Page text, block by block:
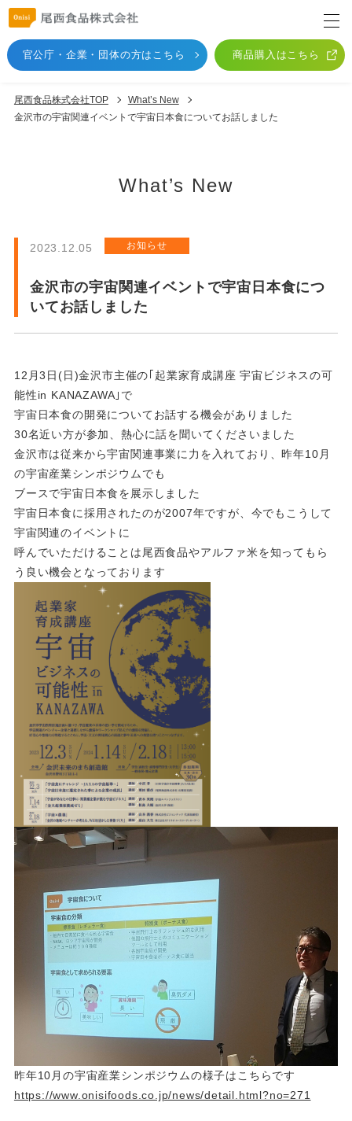
官公庁・企業・団体の方はこちら 商品購入はこちら
尾西食品株式会社TOP
What’s New
金沢市の宇宙関連イベントで宇宙日本食についてお話しました
What’s New
2023.12.05 お知らせ
金沢市の宇宙関連イベントで宇宙日本食につ
いてお話しました
12月3日(日)金沢市主催の｢起業家育成講座 宇宙ビジネスの可
能性in KANAZAWA｣で
宇宙日本食の開発についてお話する機会がありました
30名近い方が参加、熱心に話を聞いてくださいました
金沢市は従来から宇宙関連事業に力を入れており、昨年10月
の宇宙産業シンポジウムでも
ブースで宇宙日本食を展示しました
宇宙日本食に採用されたのが2007年ですが、今でもこうして
宇宙関連のイベントに
呼んでいただけることは尾西食品やアルファ米を知ってもら
う良い機会となっております
昨年10月の宇宙産業シンポジウムの様子はこちらです
https://www.onisifoods.co.jp/news/detail.html?no=271